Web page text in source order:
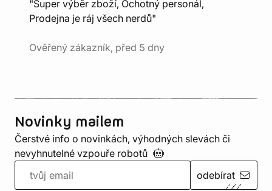
"Super výběr zboží, Ochotný personál,
Prodejna je ráj všech nerdů"
Ověřený zákazník, před 5 dny
Novinky mailem
Čerstvé info o novinkách, výhodných slevách či
nevyhnutelné vzpouře robotů
odebírat